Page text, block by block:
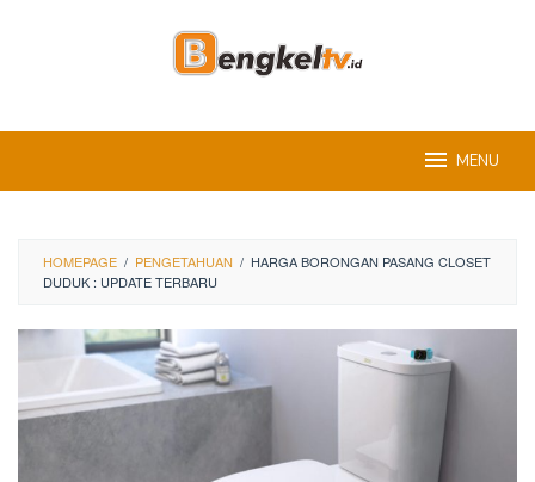
MENU
HOMEPAGE / PENGETAHUAN / HARGA BORONGAN PASANG CLOSET
DUDUK : UPDATE TERBARU